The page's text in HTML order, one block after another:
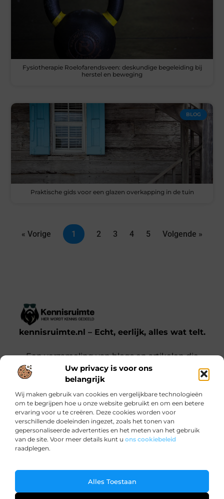
Uw privacy is voor ons
belangrijk
Wij maken gebruik van cookies en vergelijkbare technologieën
om te begrijpen hoe u onze website gebruikt en om een betere
ervaring voor u te creëren. Deze cookies worden voor
verschillende doeleinden ingezet, zoals het tonen van
gepersonaliseerde advertenties en het meten van het gebruik
van de site. Voor meer details kunt u ons cookiebeleid
raadplegen.
Alles Toestaan
Fysiotherapie Roelofarendsveen: deskundige begeleiding bij
herstel en beweging
BLOG
Praktische gids voor een glazen overkapping in de tuin
« Vorige 1 2 3 4 5 Volgende »
kennisruimte.nl – Echt, eerlijk, alles wat telt.
Een verzameling van blogs en artikelen die
een breed scala aan onderwerpen uit het
dagelijks leven behandelen.
Onze informatie
Bericht categorie